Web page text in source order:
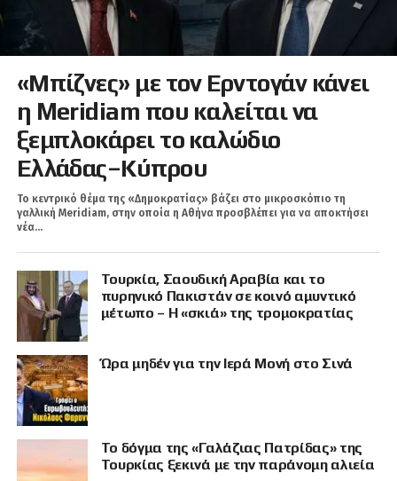
«Μπίζνες» με τον Ερντογάν κάνει
η Meridiam που καλείται να
ξεμπλοκάρει το καλώδιο
Ελλάδας–Κύπρου
Το κεντρικό θέμα της «Δημοκρατίας» βάζει στο μικροσκόπιο τη
γαλλική Meridiam, στην οποία η Αθήνα προσβλέπει για να αποκτήσει
νέα...
Τουρκία, Σαουδική Αραβία και το
πυρηνικό Πακιστάν σε κοινό αμυντικό
μέτωπο – Η «σκιά» της τρομοκρατίας
Ώρα μηδέν για την Ιερά Μονή στο Σινά
Το δόγμα της «Γαλάζιας Πατρίδας» της
Τουρκίας ξεκινά με την παράνομη αλιεία